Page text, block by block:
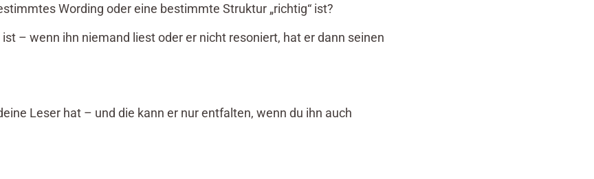
Wording oder eine bestimmte Struktur „richtig“ ist?
– wenn ihn niemand liest oder er nicht resoniert, hat er dann seinen
Leser hat – und die kann er nur entfalten, wenn du ihn auch